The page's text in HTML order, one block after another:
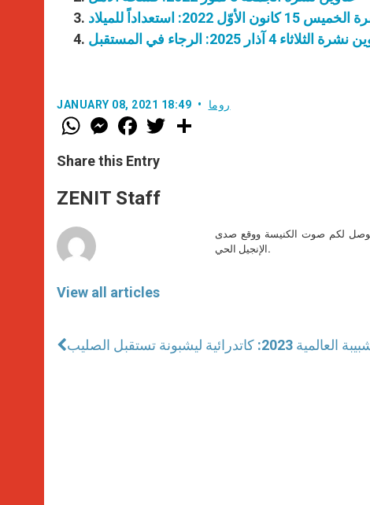
الأوّل 2022: استعداداً للميلاد
الثلاثاء 4 آذار 2025: الرجاء في المستقبل
JANUARY 08, 2021 18:49 روما
W
h
t
s
p
p
M
e
s
e
g
e
F
a
e
b
o
k
w
Share this Entry
ZENIT Staff
View all articles
يوصل لكم صوت الكنيسة ووقع صدى
الإنجيل الحي.
2023: كاتدرائية ليشبونة تستقبل الصليب